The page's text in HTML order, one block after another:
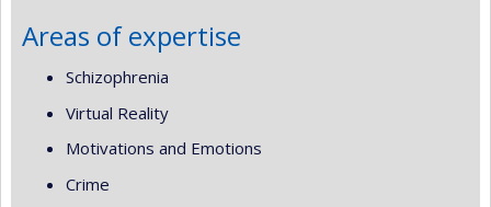
Areas of expertise
Schizophrenia
Virtual Reality
Motivations and Emotions
Crime